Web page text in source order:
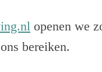
openen we
bereiken.